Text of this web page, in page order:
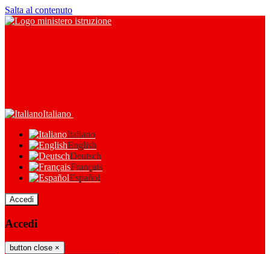
Salta al contenuto
Italiano
Italiano
English
Deutsch
Français
Español
Accedi
Accedi
button close ×